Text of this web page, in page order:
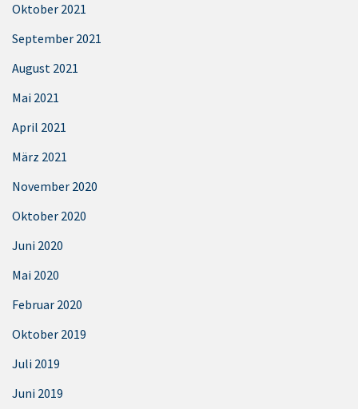
Oktober 2021
September 2021
August 2021
Mai 2021
April 2021
März 2021
November 2020
Oktober 2020
Juni 2020
Mai 2020
Februar 2020
Oktober 2019
Juli 2019
Juni 2019